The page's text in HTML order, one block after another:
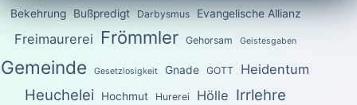
Bekehrung Bußpredigt Darbysmus Evangelische Allianz
Freimaurerei Frömmler Gehorsam Geistesgaben
Gemeinde Gesetzlosigkeit Gnade GOTT Heidentum
Heuchelei Hochmut Hurerei Hölle Irrlehre